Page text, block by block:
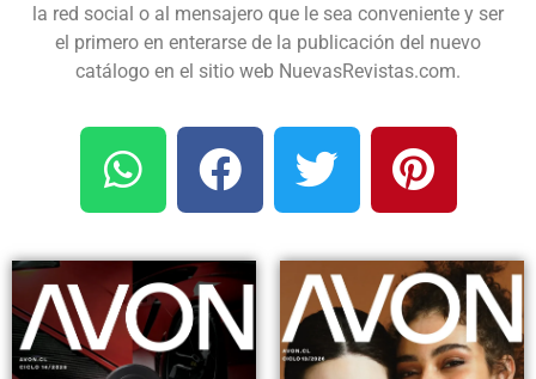
la red social o al mensajero que le sea conveniente y ser
el primero en enterarse de la publicación del nuevo
catálogo en el sitio web NuevasRevistas.com.